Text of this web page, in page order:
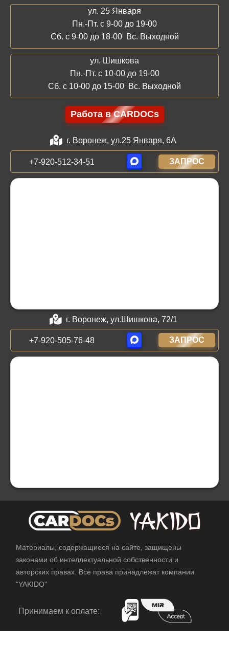
ул. 25 Января
Пн.-Пт. с 9-00 до 19-00
Сб. с 9-00 до 18-00 Вс. Выходной
ул. Шишкова
Пн.-Пт. с 10-00 до 19-00
Сб. с 10-00 до 15-00 Вс. Выходной
Работа в CARDOCs
г. Воронеж, ул.25 Января, 6А
+7-920-512-34-51 ЗАПРОС
г. Воронеж, ул.Шишкова, 72/1
+7-920-505-76-48 ЗАПРОС
Материалы, содержащиеся на сайте, защищены
законами об интеллектуальной собственности и
авторских правах. Все права принадлежат компании
"YAKIDO"
Принимаем к оплате: